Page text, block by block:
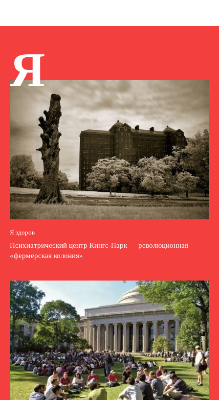
Я
Я здоров
Психиатрический центр Кингс-Парк — революционная
«фермерская колония»